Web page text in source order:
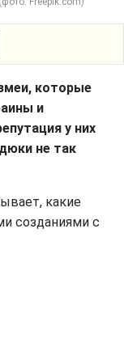
которые
и
у них
не так
какие
созданиями с